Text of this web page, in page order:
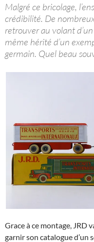
Malgré ce bricolage,
crédibilité. De
retrouver au volant
même hérité d’un
germain. Quel beau
Grace à ce montage, JRD
garnir son catalogue d’un